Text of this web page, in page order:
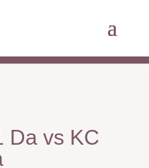
Da vs KC